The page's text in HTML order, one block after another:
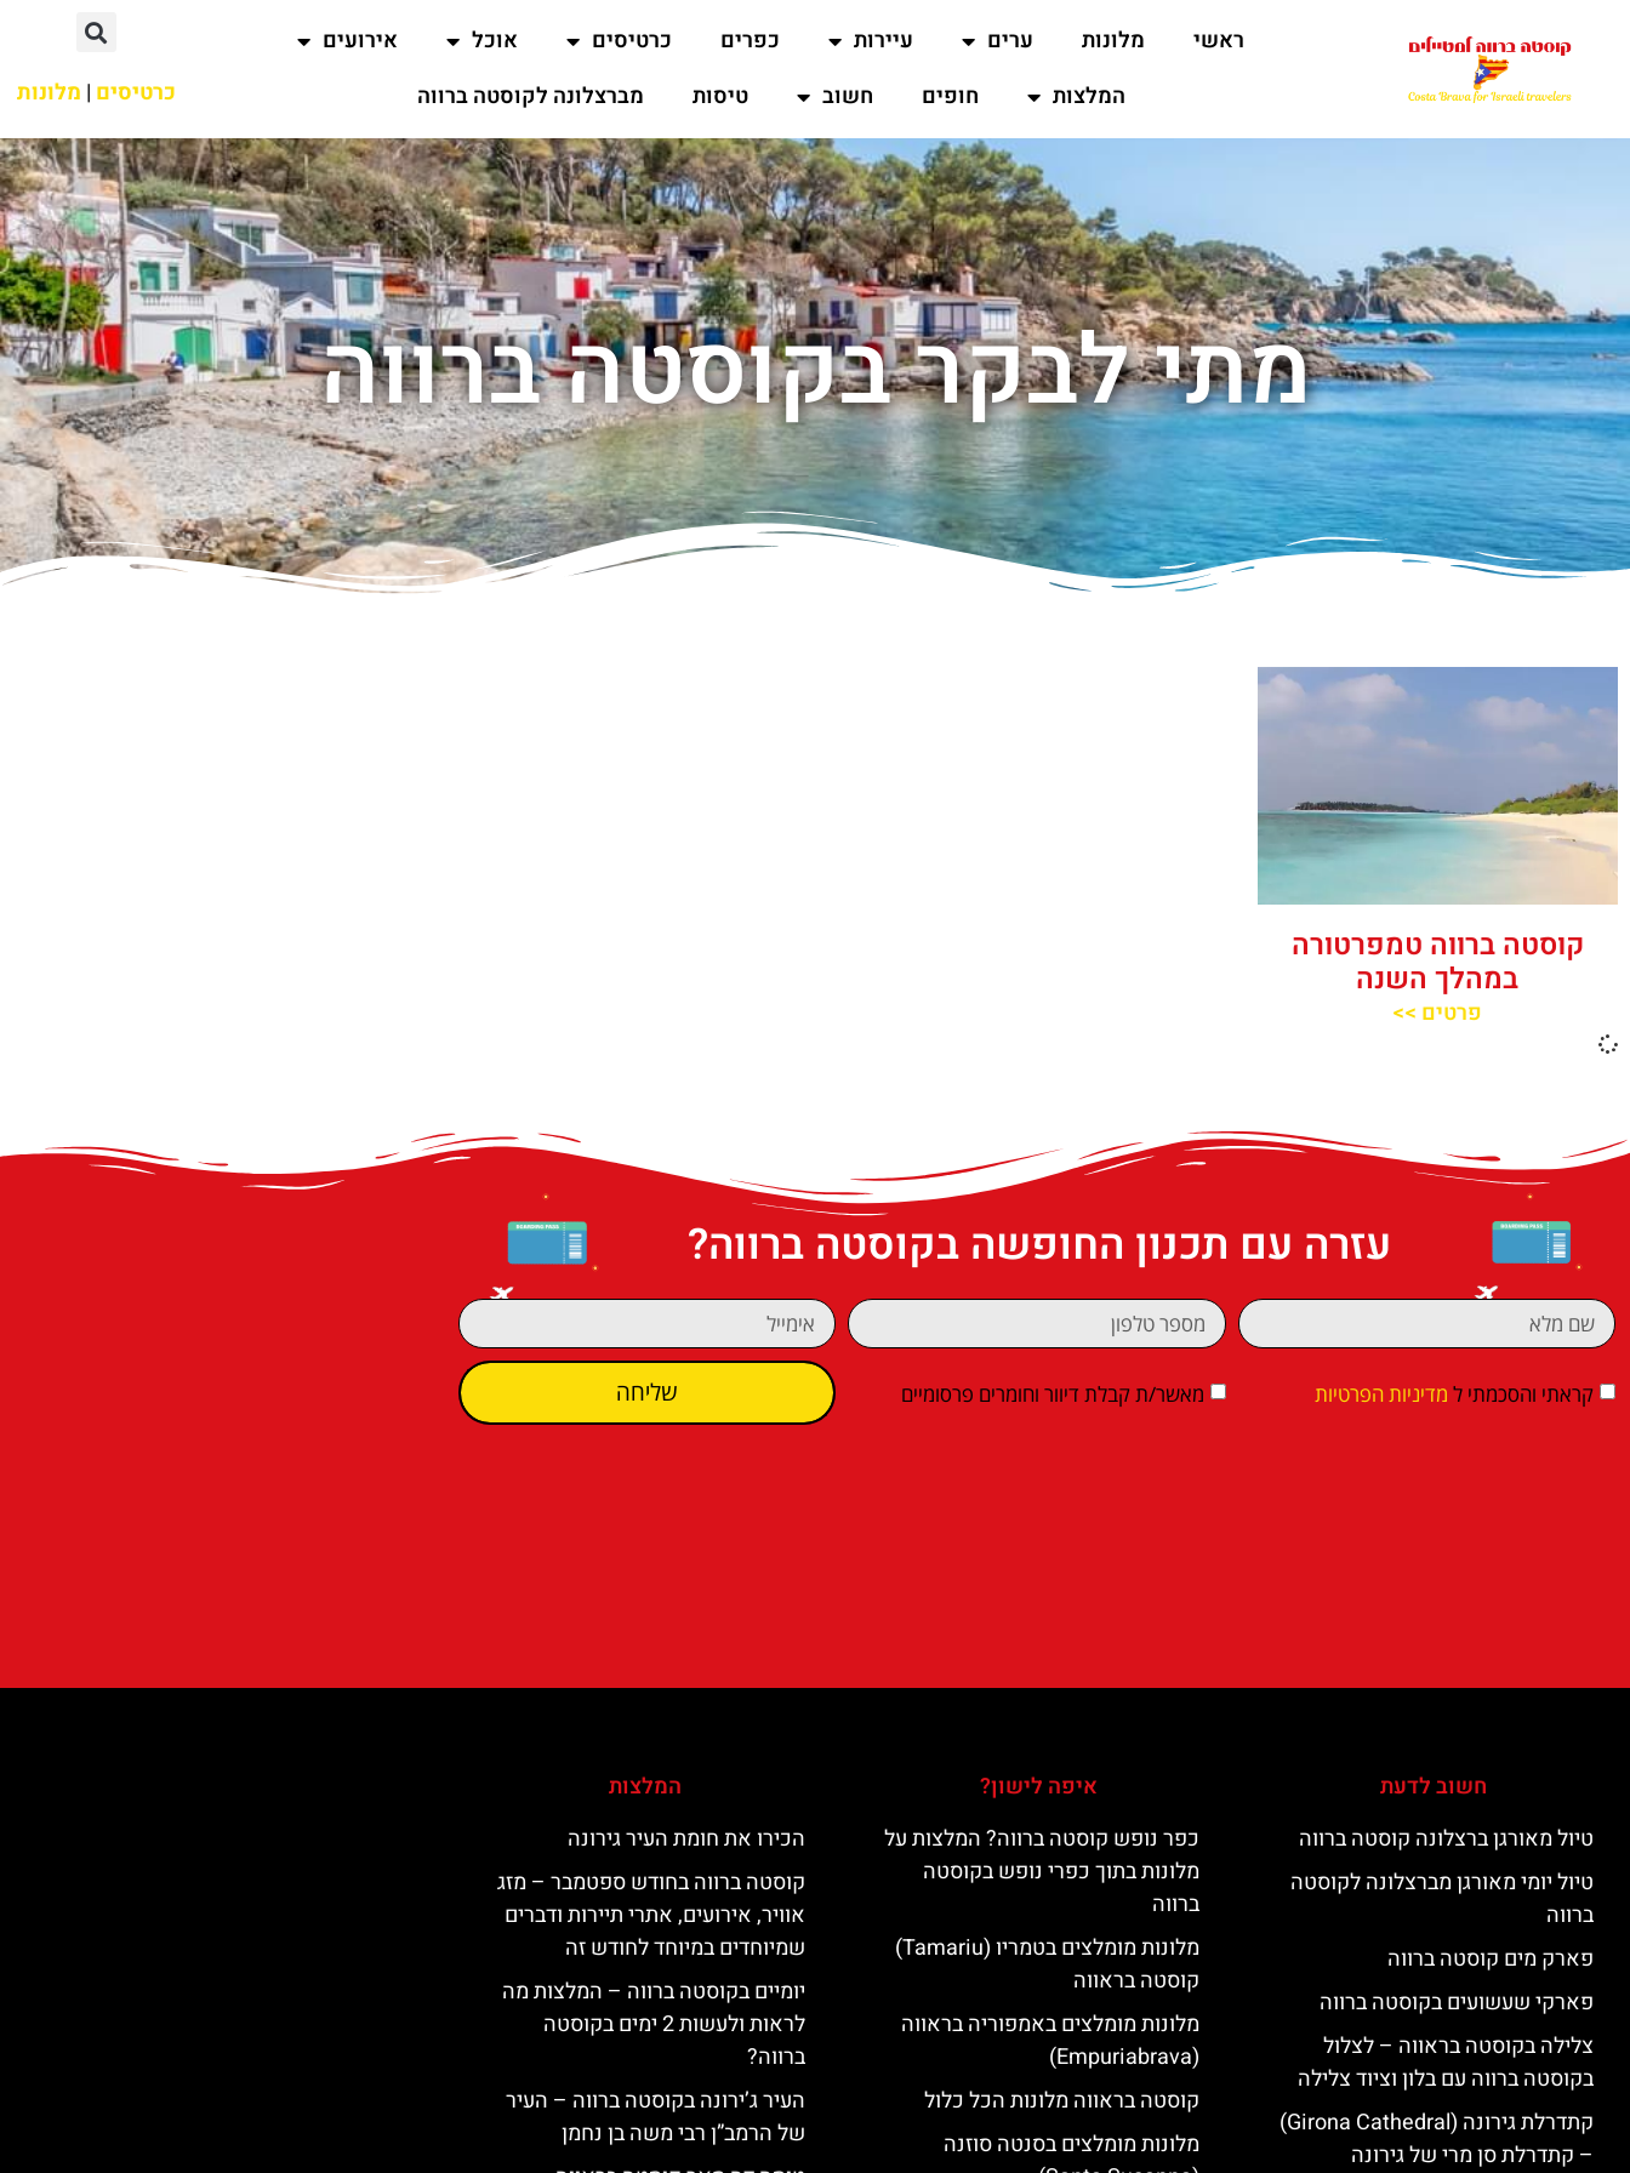
ראשי מלונות ערים עיירות כפרים כרטיסים אוכל
אירועים
המלצות
חופים חשוב טיסות מברצלונה לקוסטה ברווה כרטיסים | מלונות
מתי לבקר בקוסטה ברווה
קוסטה ברווה טמפרטורה
במהלך השנה
פרטים >>
עזרה עם תכנון החופשה בקוסטה ברווה?
קראתי והסכמתי ל מדיניות הפרטיות מאשר/ת קבלת דיוור וחומרים פרסומיים שליחה
חשוב לדעת
טיול מאורגן ברצלונה קוסטה ברווה
טיול יומי מאורגן מברצלונה לקוסטה
ברווה
פארק מים קוסטה ברווה
פארקי שעשועים בקוסטה ברווה
צלילה בקוסטה בראווה – לצלול
בקוסטה ברווה עם בלון וציוד צלילה
קתדרלת גירונה (Girona Cathedral)
– קתדרלת סן מרי של גירונה
איפה לישון?
כפר נופש קוסטה ברווה? המלצות על
מלונות בתוך כפרי נופש בקוסטה
ברווה
מלונות מומלצים בטמריו (Tamariu)
קוסטה בראווה
מלונות מומלצים באמפוריה בראווה
(Empuriabrava)
קוסטה בראווה מלונות הכל כלול
מלונות מומלצים בסנטה סוזנה
המלצות
הכירו את חומת העיר גירונה
קוסטה ברווה בחודש ספטמבר – מזג
אוויר, אירועים, אתרי תיירות ודברים
שמיוחדים במיוחד לחודש זה
יומיים בקוסטה ברווה – המלצות מה
לראות ולעשות 2 ימים בקוסטה
ברווה?
העיר ג’ירונה בקוסטה ברווה – העיר
של הרמב”ן רבי משה בן נחמן